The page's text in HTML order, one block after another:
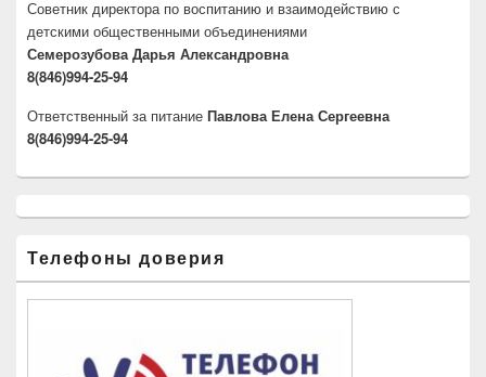
Советник директора по воспитанию и взаимодействию с
детскими общественными объединениями
Семерозубова Дарья Александровна
8(846)994-25-94
Ответственный за питание Павлова Елена Сергеевна
8(846)994-25-94
Телефоны доверия